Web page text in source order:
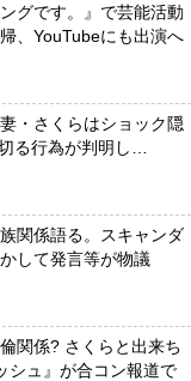
グです。』で芸能活動
、YouTubeにも出演へ
・さくらはショック隠
る行為が判明し…
関係語る。スキャンダ
して発言等が物議
関係? さくらと出来ち
シュ』が合コン報道で